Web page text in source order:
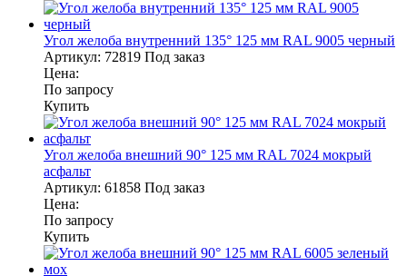
Угол желоба внутренний 135° 125 мм RAL 9005 черный
Артикул: 72819 Под заказ
Цена:
По запросу
Купить
Угол желоба внешний 90° 125 мм RAL 7024 мокрый
асфальт
Артикул: 61858 Под заказ
Цена:
По запросу
Купить